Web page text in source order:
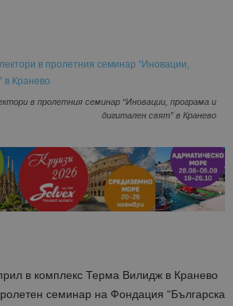
в пролетния семинар “Иновации, програмa и
дигитален свят” в Кранево
в комплекс Терма Вилидж в Кранево
семинар на Фондация “Българска